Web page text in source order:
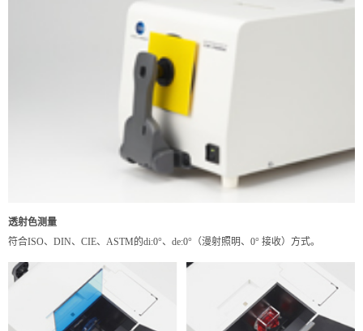
透射色测量
符合ISO、DIN、CIE、ASTM的di:0°、de:0°（漫射照明、0° 接收）方式。